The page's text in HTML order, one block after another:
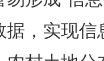
据，实现